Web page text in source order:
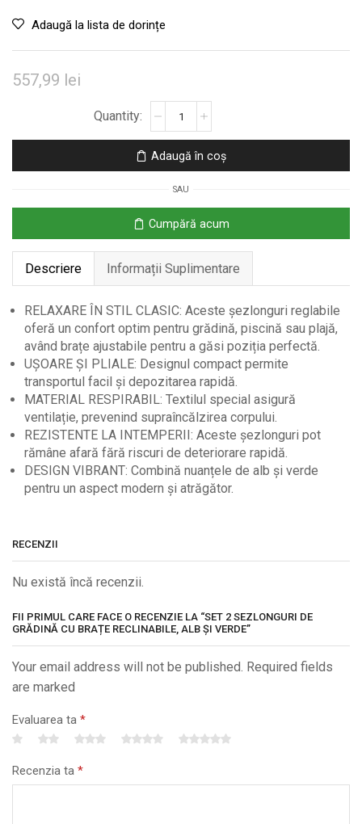
Adaugă la lista de dorințe
557,99 lei
2
Sezlonguri
Grădină
cu
Brațe
Reclinabile,
Alb
și
Verde
Adaugă în coș
SAU
Cumpără acum
Descriere Informații Suplimentare
RELAXARE ÎN STIL CLASIC: Aceste șezlonguri reglabile
oferă un confort optim pentru grădină, piscină sau plajă,
având brațe ajustabile pentru a găsi poziția perfectă.
UȘOARE ȘI PLIALE: Designul compact permite
transportul facil și depozitarea rapidă.
MATERIAL RESPIRABIL: Textilul special asigură
ventilație, prevenind supraîncălzirea corpului.
REZISTENTE LA INTEMPERII: Aceste șezlonguri pot
rămâne afară fără riscuri de deteriorare rapidă.
DESIGN VIBRANT: Combină nuanțele de alb și verde
pentru un aspect modern și atrăgător.
RECENZII
Nu există încă recenzii.
FII PRIMUL CARE FACE O RECENZIE LA “SET 2 SEZLONGURI DE
GRĂDINĂ CU BRAȚE RECLINABILE, ALB ȘI VERDE”
Your email address will not be published. Required fields
are marked
Evaluarea ta *
Recenzia ta *